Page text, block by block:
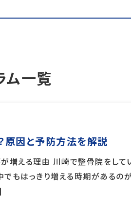
ム一覧
原因と予防方法を解説
増える理由 川崎で整骨院をして
もはっきり増える時期があるのが